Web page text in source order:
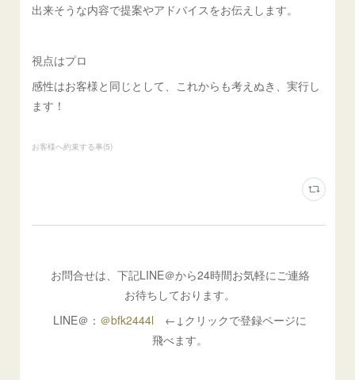
出来そうな内容で提案やアドバイスをお伝えします。
視点はプロ
感性はお客様と同じとして、これからも考えぬき、実行し
ます！
お客様へ約束する事(5)
お問合せは、下記LINE＠から24時間お気軽にご連絡
お待ちしております。
LINE＠： ＠bfk2444l ←↓クリックで登録ページに
飛べます。